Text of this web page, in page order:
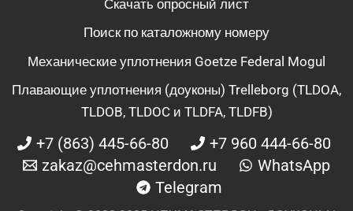
Скачать опросный лист
Поиск по каталожному номеру
Механические уплотнения Goetze Federal Mogul
Плавающие уплотнения (доуконы) Trelleborg (TLDOA,
TLDOB, TLDOC и TLDFA, TLDFB)
+7 (863) 445-66-80
+7 960 444-66-80
zakaz@cehmasterdon.ru
WhatsApp
Telegram